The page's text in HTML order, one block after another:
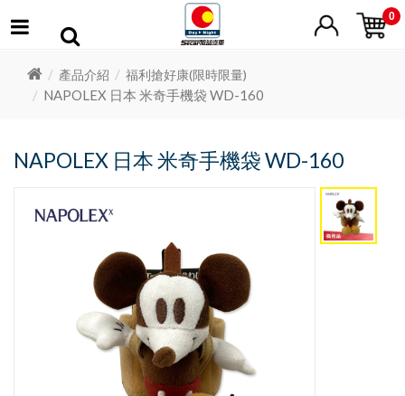
0
產品介紹 福利搶好康(限時限量)
NAPOLEX 日本 米奇手機袋 WD-160
NAPOLEX 日本 米奇手機袋 WD-160